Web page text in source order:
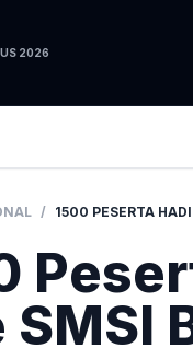
2026
/
SMSI